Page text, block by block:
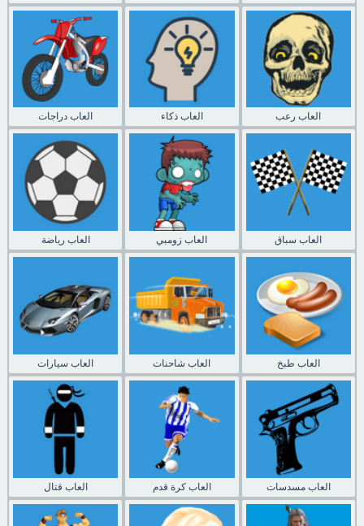
العاب دراجات العاب ذكاء العاب رعب
العاب رياضة العاب زومبي العاب سباق
العاب سيارات العاب شاحنات العاب طبخ
العاب قتال العاب كرة قدم العاب مسدسات